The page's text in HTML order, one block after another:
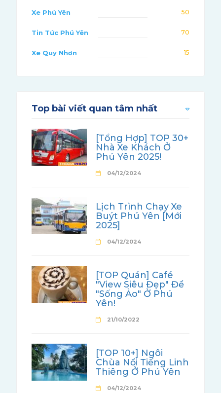
Xe Phú Yên 50
Tin Tức Phú Yên 70
Xe Quy Nhơn 15
Top bài viết quan tâm nhất
[Tổng Hợp] TOP 30+
Nhà Xe Khách Ở
Phú Yên 2025!
04/12/2024
Lịch Trình Chạy Xe
Buýt Phú Yên [Mới
2025]
04/12/2024
[TOP Quán] Café
"View Siêu Đẹp" Để
"Sống Ảo" Ở Phú
Yên!
21/10/2022
[TOP 10+] Ngôi
Chùa Nổi Tiếng Linh
Thiêng Ở Phú Yên
04/12/2024